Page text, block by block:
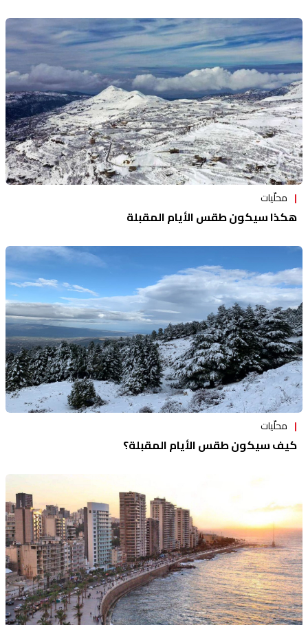
محلّيات
هكذا سيكون طقس الأيام المقبلة
محلّيات
كيف سيكون طقس الأيام المقبلة؟